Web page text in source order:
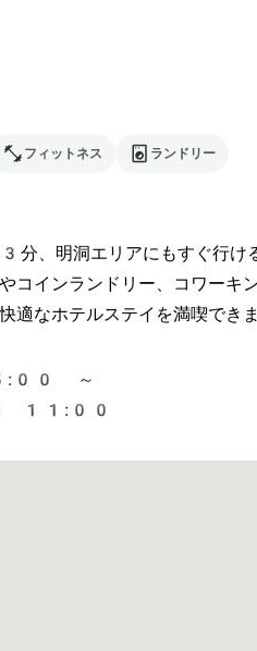
フィットネス ランドリー
分、明洞エリアにもすぐ行け
コインランドリー、コワーキ
適なホテルステイを満喫できま
～
11:00